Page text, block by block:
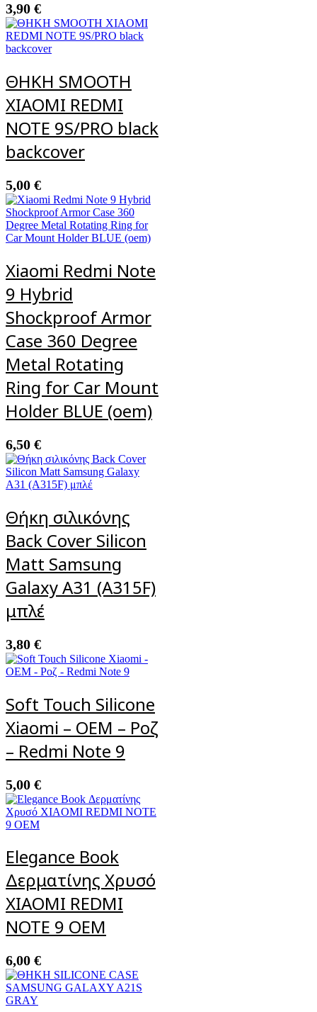
3,90 €
ΘΗΚΗ SMOOTH
XIAOMI REDMI
NOTE 9S/PRO black
backcover
5,00 €
Xiaomi Redmi Note
9 Hybrid
Shockproof Armor
Case 360 Degree
Metal Rotating
Ring for Car Mount
Holder BLUE (oem)
6,50 €
Θήκη σιλικόνης
Back Cover Silicon
Matt Samsung
Galaxy A31 (A315F)
μπλέ
3,80 €
Soft Touch Silicone
Xiaomi – OEM – Ροζ
– Redmi Note 9
5,00 €
Elegance Book
Δερματίνης Χρυσό
XIAOMI REDMI
NOTE 9 OEM
6,00 €